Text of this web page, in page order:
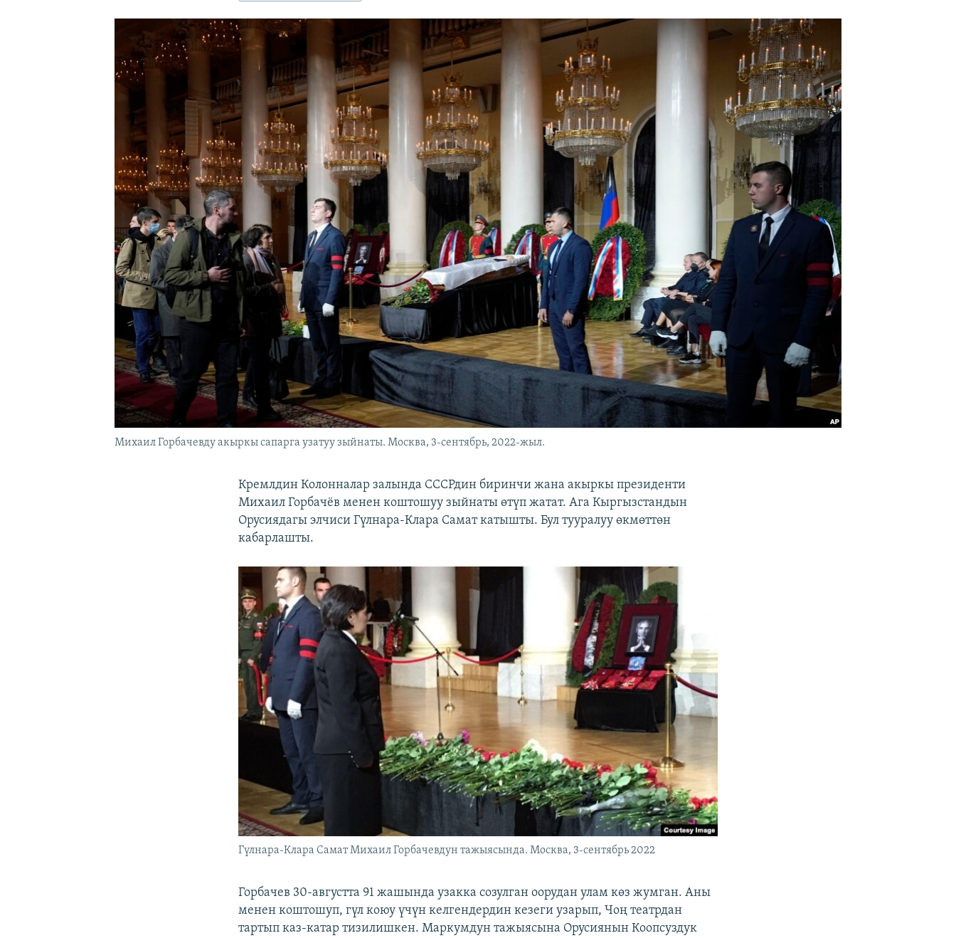
Михаил Горбачевду акыркы сапарга узатуу зыйнаты. Москва, 3-сентябрь, 2022-жыл.
Кремлдин Колонналар залында СССРдин биринчи жана акыркы президенти
Михаил Горбачёв менен коштошуу зыйнаты өтүп жатат. Ага Кыргызстандын
Орусиядагы элчиси Гүлнара-Клара Самат катышты. Бул тууралуу өкмөттөн
кабарлашты.
Гүлнара-Клара Самат Михаил Горбачевдун тажыясында. Москва, 3-сентябрь 2022
Горбачев 30-августта 91 жашында узакка созулган оорудан улам көз жумган. Аны
менен коштошуп, гүл коюу үчүн келгендердин кезеги узарып, Чоң театрдан
тартып каз-катар тизилишкен. Маркумдун тажыясына Орусиянын Коопсуздук